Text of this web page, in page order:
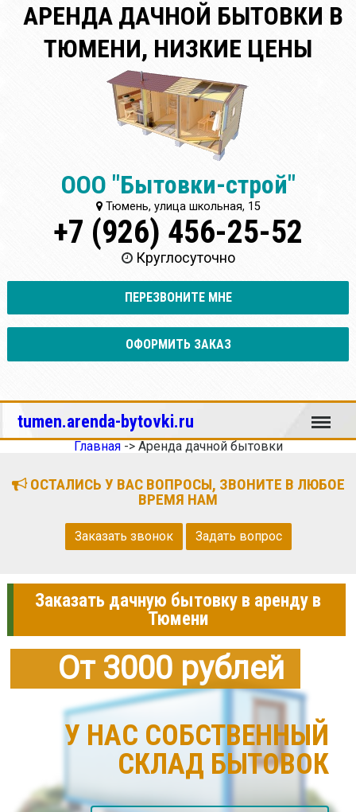
АРЕНДА ДАЧНОЙ БЫТОВКИ В
ТЮМЕНИ, НИЗКИЕ ЦЕНЫ
ООО "Бытовки-строй"
Тюмень, улица школьная, 15
+7 (926) 456-25-52
Круглосуточно
ПЕРЕЗВОНИТЕ МНЕ
ОФОРМИТЬ ЗАКАЗ
tumen.arenda-bytovki.ru Меню
Главная-> Аренда дачной бытовки
ОСТАЛИСЬ У ВАС ВОПРОСЫ, ЗВОНИТЕ В ЛЮБОЕ
ВРЕМЯ НАМ
Заказать звонок Задать вопрос
Заказать дачную бытовку в аренду в
Тюмени
От 3000 рублей
У НАС СОБСТВЕННЫЙ
СКЛАД БЫТОВОК